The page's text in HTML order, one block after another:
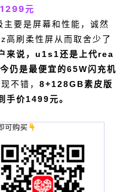
1299元
要是屏幕和性能，诚然
高刷柔性屏从而取舍少了
来说，u1s1还是上代rea
仍是最便宜的65W闪充机
不错， 8+128GB素皮版
手价1499元。
给鹰视界打赏
10
元 自定义
6位以上